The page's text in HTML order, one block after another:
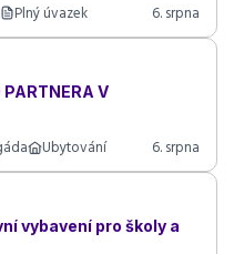
Plný úvazek 6. srpna
PARTNERA V
Ubytování 6. srpna
vybavení pro školy a